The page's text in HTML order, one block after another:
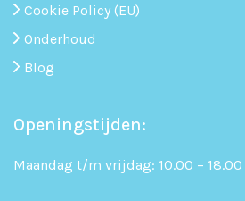
Cookie Policy (EU)
Onderhoud
Blog
Openingstijden:
Maandag t/m vrijdag: 10.00 – 18.00